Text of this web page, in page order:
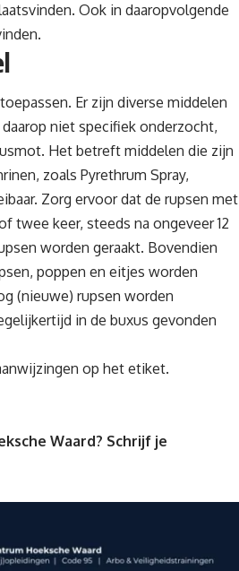
Ook in daaropvolgende
Er zijn diverse middelen
niet specifiek onderzocht,
Het betreft middelen die zijn
zoals Pyrethrum Spray,
Zorg ervoor dat de rupsen met
twee keer, steeds na ongeveer 12
worden geraakt. Bovendien
poppen en eitjes worden
(nieuwe) rupsen worden
in de buxus gevonden
op het etiket.
Waard? Schrijf je